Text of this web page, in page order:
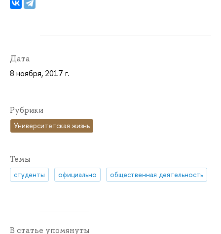
Дата
8 ноября, 2017 г.
Рубрики
Университетская жизнь
Темы
студенты официально общественная деятельность
В статье упомянуты